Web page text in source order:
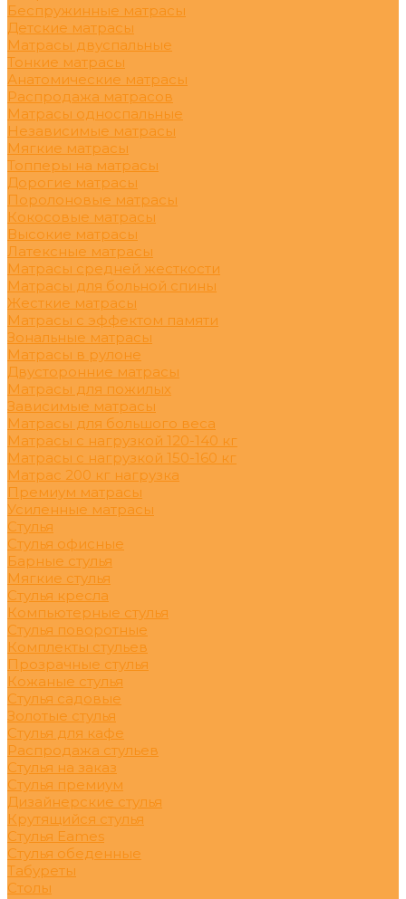
Беспружинные матрасы
Детские матрасы
Матрасы двуспальные
Тонкие матрасы
Анатомические матрасы
Распродажа матрасов
Матрасы односпальные
Независимые матрасы
Мягкие матрасы
Топперы на матрасы
Дорогие матрасы
Поролоновые матрасы
Кокосовые матрасы
Высокие матрасы
Латексные матрасы
Матрасы средней жесткости
Матрасы для больной спины
Жесткие матрасы
Матрасы с эффектом памяти
Зональные матрасы
Матрасы в рулоне
Двусторонние матрасы
Матрасы для пожилых
Зависимые матрасы
Матрасы для большого веса
Матрасы с нагрузкой 120-140 кг
Матрасы с нагрузкой 150-160 кг
Матрас 200 кг нагрузка
Премиум матрасы
Усиленные матрасы
Стулья
Стулья офисные
Барные стулья
Мягкие стулья
Стулья кресла
Компьютерные стулья
Стулья поворотные
Комплекты стульев
Прозрачные стулья
Кожаные стулья
Стулья садовые
Золотые стулья
Стулья для кафе
Распродажа стульев
Стулья на заказ
Стулья премиум
Дизайнерские стулья
Крутящийся стулья
Стулья Eames
Стулья обеденные
Табуреты
Столы